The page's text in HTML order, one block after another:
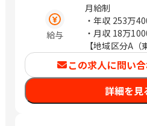
ル2階 千代田区丸の内
市港北区新横
ビル18階 川崎
ダイヤビル7階
治安田生命大船
16 明治安田生命平
市本町2-93 明
さいたま市浦
給与
月給制
・年収 253万
・月収 18万
【地域区分A（
・年収
【地域区分B（
県・千葉県・
府）】
この求人に問い合
詳細を見